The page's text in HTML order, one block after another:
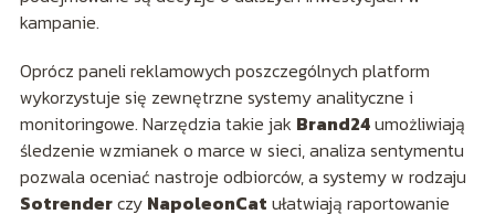
kampanie.
Oprócz paneli reklamowych poszczególnych platform
wykorzystuje się zewnętrzne systemy analityczne i
monitoringowe. Narzędzia takie jak Brand24umożliwiają
śledzenie wzmianek o marce w sieci, analiza sentymentu
pozwala oceniać nastroje odbiorców, a systemy w rodzaju
Sotrenderczy NapoleonCat ułatwiają raportowanie